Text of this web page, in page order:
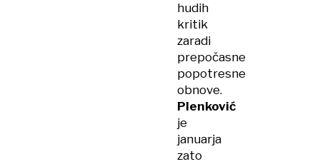
hudih
kritik
zaradi
prepočasne
popotresne
obnove.
Plenković
je
januarja
zato